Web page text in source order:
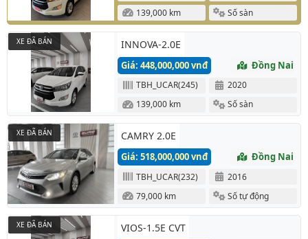
139,000 km
Số sàn
INNOVA-2.0E
Giá: 448,000,000 vnđ Đồng Nai
TBH_UCAR(245)
2020
139,000 km
Số sàn
XE ĐÃ BÁN
CAMRY 2.0E
Giá: 518,000,000 vnđ Đồng Nai
TBH_UCAR(232)
2016
79,000 km
Số tự động
XE ĐÃ BÁN
VIOS-1.5E CVT
XE ĐÃ BÁN